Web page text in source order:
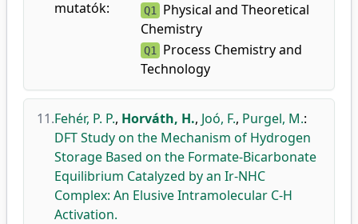
mutatók:
Q1 Physical and Theoretical
Chemistry
Q1 Process Chemistry and
Technology
11.Fehér, P. P., Horváth, H., Joó, F., Purgel, M.:
DFT Study on the Mechanism of Hydrogen
Storage Based on the Formate-Bicarbonate
Equilibrium Catalyzed by an Ir-NHC
Complex: An Elusive Intramolecular C-H
Activation.